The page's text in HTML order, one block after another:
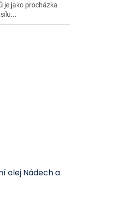
je jako procházka
olej Nádech a